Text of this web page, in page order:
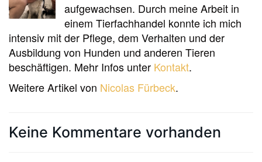
aufgewachsen. Durch meine Arbeit in
einem Tierfachhandel konnte ich mich
intensiv mit der Pflege, dem Verhalten und der
Ausbildung von Hunden und anderen Tieren
beschäftigen. Mehr Infos unter Kontakt.
Weitere Artikel von Nicolas Fürbeck.
Keine Kommentare vorhanden